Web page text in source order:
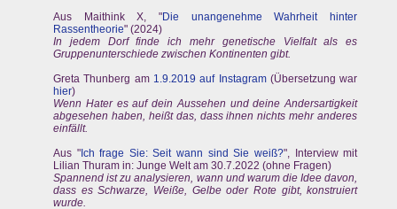
Aus Maithink X, "Die unangenehme Wahrheit hinter
Rassentheorie" (2024)
In jedem Dorf finde ich mehr genetische Vielfalt als es
Gruppenunterschiede zwischen Kontinenten gibt.
Greta Thunberg am 1.9.2019 auf Instagram(Übersetzung war
hier)
Wenn Hater es auf dein Aussehen und deine Andersartigkeit
abgesehen haben, heißt das, dass ihnen nichts mehr anderes
einfällt.
Aus "Ich frage Sie: Seit wann sind Sie weiß?", Interview mit
Lilian Thuram in: Junge Welt am 30.7.2022 (ohne Fragen)
Spannend ist zu analysieren, wann und warum die Idee davon,
dass es Schwarze, Weiße, Gelbe oder Rote gibt, konstruiert
wurde.